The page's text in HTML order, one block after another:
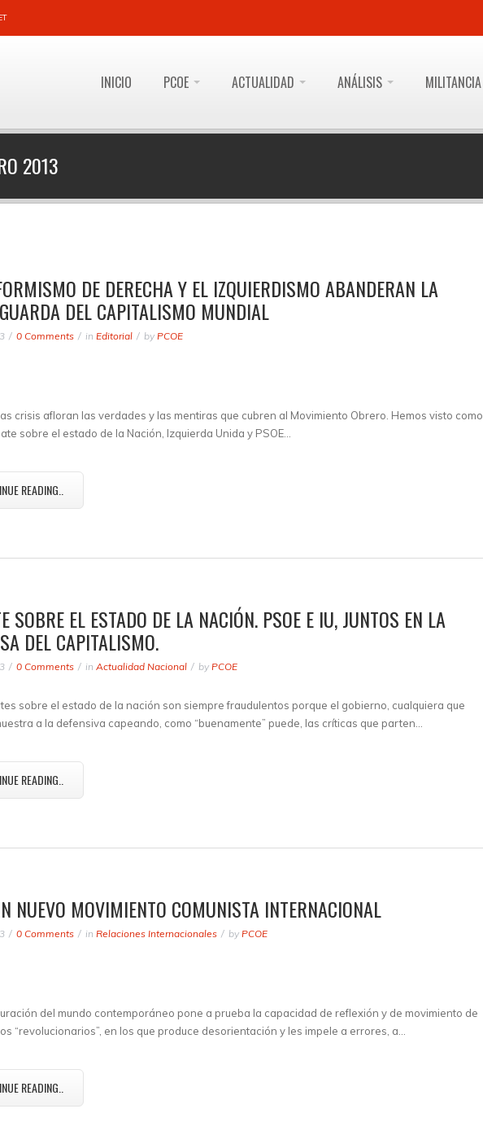
INICIO PCOE ACTUALIDAD ANÁLISIS MILITANCIA
2013
DE DERECHA Y EL IZQUIERDISMO ABANDERAN LA
DEL CAPITALISMO MUNDIAL
0 Comments in Editorial by PCOE
crisis afloran las verdades y las mentiras que cubren al Movimiento Obrero. Hemos visto como
sobre el estado de la Nación, Izquierda Unida y PSOE…
READING..
SOBRE EL ESTADO DE LA NACIÓN. PSOE E IU, JUNTOS EN LA
DEL CAPITALISMO.
0 Comments in Actualidad Nacional by PCOE
sobre el estado de la nación son siempre fraudulentos porque el gobierno, cualquiera que
a la defensiva capeando, como “buenamente” puede, las críticas que parten…
READING..
NUEVO MOVIMIENTO COMUNISTA INTERNACIONAL
0 Comments in Relaciones Internacionales by PCOE
del mundo contemporáneo pone a prueba la capacidad de reflexión y de movimiento de
“revolucionarios”, en los que produce desorientación y les impele a errores, a…
READING..